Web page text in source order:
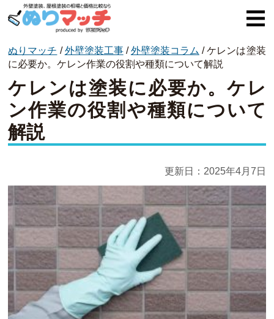
ぬりマッチとは
オススメ企業
費用と相場
外壁塗装
コラム一覧
ぬりマッチ /外壁塗装工事/外壁塗装コラム /ケレンは塗装
に必要か。ケレン作業の役割や種類について解説
ケレンは塗装に必要か。ケレ
ン作業の役割や種類について
解説
更新日： 2025年4月7日